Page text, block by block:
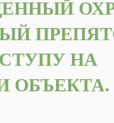
НА
ОБЪЕКТА.